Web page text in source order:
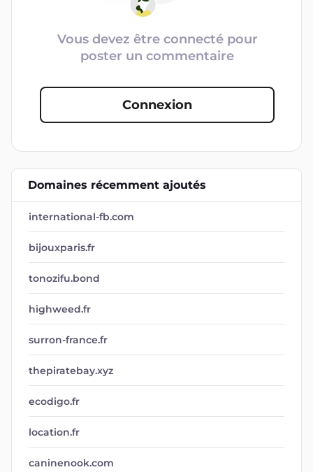
Vous devez être connecté pour
poster un commentaire
Connexion
Domaines récemment ajoutés
international-fb.com
bijouxparis.fr
tonozifu.bond
highweed.fr
surron-france.fr
thepiratebay.xyz
ecodigo.fr
location.fr
caninenook.com